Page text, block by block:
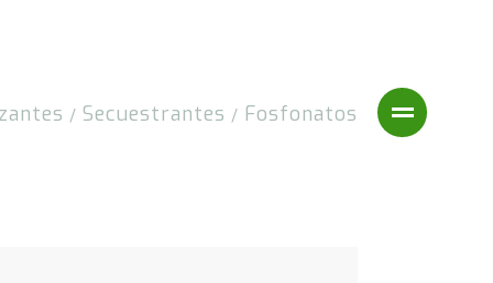
/ Secuestrantes / Fosfonatos